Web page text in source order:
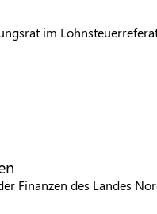
im
Finanzen des Landes